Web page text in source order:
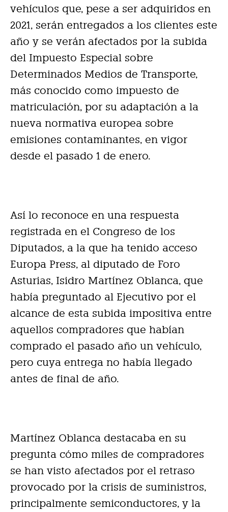
vehículos que, pese a ser adquiridos en
2021, serán entregados a los clientes este
año y se verán afectados por la subida
del Impuesto Especial sobre
Determinados Medios de Transporte,
más conocido como impuesto de
matriculación, por su adaptación a la
nueva normativa europea sobre
emisiones contaminantes, en vigor
desde el pasado 1 de enero.
Así lo reconoce en una respuesta
registrada en el Congreso de los
Diputados, a la que ha tenido acceso
Europa Press, al diputado de Foro
Asturias, Isidro Martínez Oblanca, que
había preguntado al Ejecutivo por el
alcance de esta subida impositiva entre
aquellos compradores que habían
comprado el pasado año un vehículo,
pero cuya entrega no había llegado
antes de final de año.
Martínez Oblanca destacaba en su
pregunta cómo miles de compradores
se han visto afectados por el retraso
provocado por la crisis de suministros,
principalmente semiconductores, y la